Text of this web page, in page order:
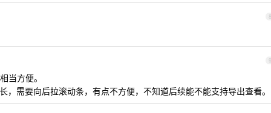
8
9
当方便。
需要向后拉滚动条，有点不方便，不知道后续能不能支持导出查看。